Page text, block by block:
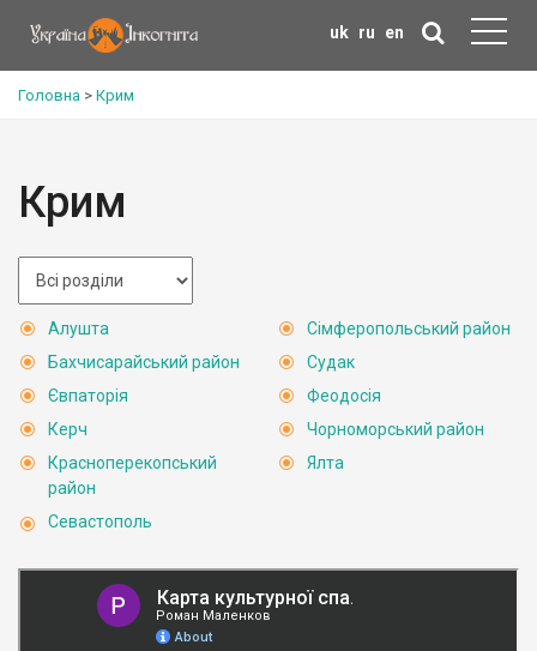
uk ru en
Головна > Крим
Крим
Алушта
Бахчисарайський район
Євпаторія
Керч
Красноперекопський
район
Севастополь
Сімферопольський район
Судак
Феодосія
Чорноморський район
Ялта